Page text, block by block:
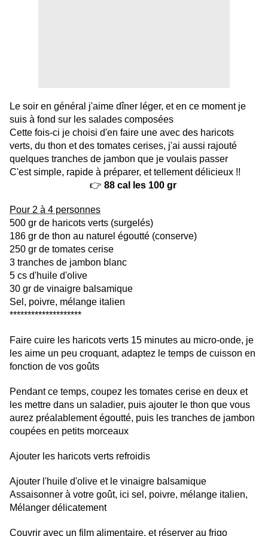
Le soir en général j'aime dîner léger, et en ce moment je
suis à fond sur les salades composées
Cette fois-ci je choisi d'en faire une avec des haricots
verts, du thon et des tomates cerises, j'ai aussi rajouté
quelques tranches de jambon que je voulais passer
C'est simple, rapide à préparer, et tellement délicieux !!
👉 88 cal les 100 gr
Pour 2 à 4 personnes
500 gr de haricots verts (surgelés)
186 gr de thon au naturel égoutté (conserve)
250 gr de tomates cerise
3 tranches de jambon blanc
5 cs d'huile d'olive
30 gr de vinaigre balsamique
Sel, poivre, mélange italien
********************
Faire cuire les haricots verts 15 minutes au micro-onde, je
les aime un peu croquant, adaptez le temps de cuisson en
fonction de vos goûts
Pendant ce temps, coupez les tomates cerise en deux et
les mettre dans un saladier, puis ajouter le thon que vous
aurez préalablement égoutté, puis les tranches de jambon
coupées en petits morceaux
Ajouter les haricots verts refroidis
Ajouter l'huile d'olive et le vinaigre balsamique
Assaisonner à votre goût, ici sel, poivre, mélange italien,
Mélanger délicatement
Couvrir avec un film alimentaire, et réserver au frigo